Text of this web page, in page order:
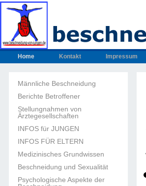
Home Kontakt Impressum
Männliche Beschneidung
Berichte Betroffener
Stellungnahmen von
Ärztegesellschaften
INFOS für JUNGEN
INFOS FÜR ELTERN
Medizinisches Grundwissen
Beschneidung und Sexualität
Psychologische Aspekte der